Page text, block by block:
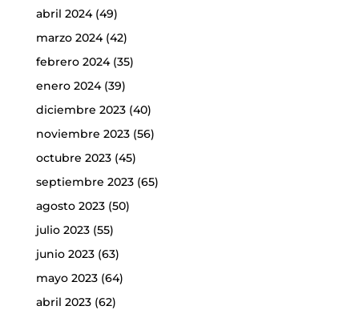
abril 2024(49)
marzo 2024(42)
febrero 2024(35)
enero 2024(39)
diciembre 2023(40)
noviembre 2023(56)
octubre 2023(45)
septiembre 2023(65)
agosto 2023(50)
julio 2023(55)
junio 2023(63)
mayo 2023(64)
abril 2023(62)